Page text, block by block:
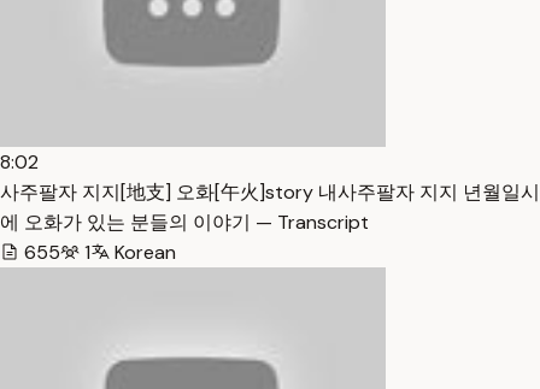
8:02
사주팔자 지지[地支] 오화[午火]story 내사주팔자 지지 년월일시
에 오화가 있는 분들의 이야기 — Transcript
655
1 Korean